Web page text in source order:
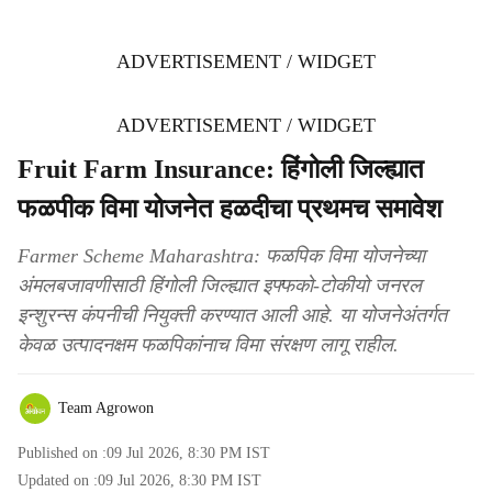
ADVERTISEMENT / WIDGET
ADVERTISEMENT / WIDGET
Fruit Farm Insurance: हिंगोली जिल्ह्यात
फळपीक विमा योजनेत हळदीचा प्रथमच समावेश
Farmer Scheme Maharashtra: फळपिक विमा योजनेच्या
अंमलबजावणीसाठी हिंगोली जिल्ह्यात इफ्फको-टोकीयो जनरल
इन्शुरन्स कंपनीची नियुक्ती करण्यात आली आहे. या योजनेअंतर्गत
केवळ उत्पादनक्षम फळपिकांनाच विमा संरक्षण लागू राहील.
Team Agrowon
Published on :09 Jul 2026, 8:30 PM IST
Updated on :09 Jul 2026, 8:30 PM IST